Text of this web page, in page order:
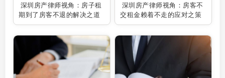
深圳房产律师视角：房子租
期到了房客不退的解决之道
深圳房产律师视角：房客不
交租金赖着不走的应对之策